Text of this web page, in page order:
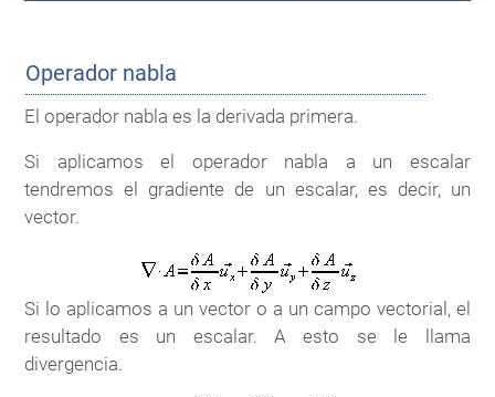
Operador nabla
El operador nabla es la derivada primera.
Si aplicamos el operador nabla a un escalar
tendremos el gradiente de un escalar, es decir, un
vector.
Si lo aplicamos a un vector o a un campo vectorial, el
resultado es un escalar. A esto se le llama
divergencia.